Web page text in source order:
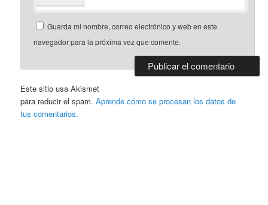
Guarda mi nombre, correo electrónico y web en este
navegador para la próxima vez que comente.
Este sitio usa Akismet
para reducir el spam.Aprende cómo se procesan los datos de
tus comentarios.